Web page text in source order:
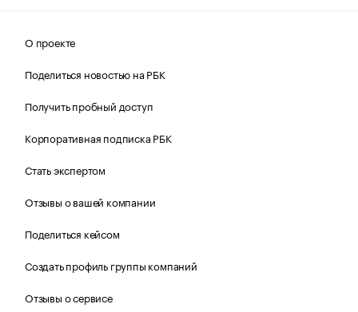
О проекте
Поделиться новостью на РБК
Получить пробный доступ
Корпоративная подписка РБК
Стать экспертом
Отзывы о вашей компании
Поделиться кейсом
Создать профиль группы компаний
Отзывы о сервисе